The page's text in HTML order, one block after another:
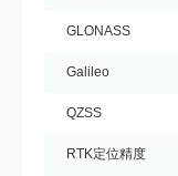
GLONASS
Galileo
QZSS
RTK定位精度